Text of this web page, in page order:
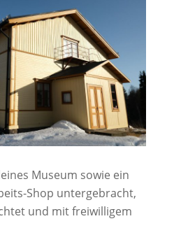
Museum sowie ein
Shop untergebracht,
und mit freiwilligem